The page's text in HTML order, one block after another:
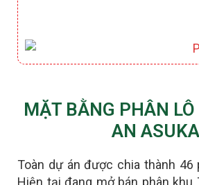
MẶT BẰNG PHÂN
AN ASUKA
Toàn dự án được chia thành 46